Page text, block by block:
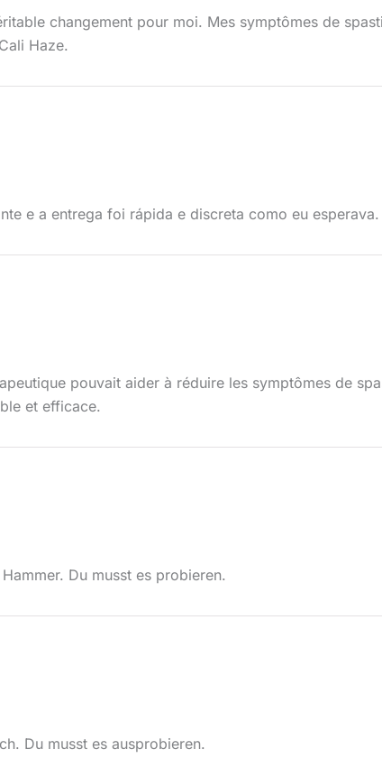
changement pour moi. Mes symptômes de
Haze.
e a entrega foi rápida e discreta como eu esperava.
pouvait aider à réduire les symptômes de
et efficace.
Du musst es probieren.
Du musst es ausprobieren.